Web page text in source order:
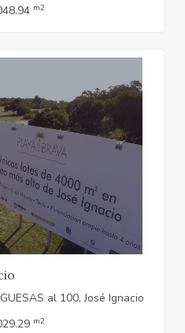
m2
al 100, José Ignacio
m2